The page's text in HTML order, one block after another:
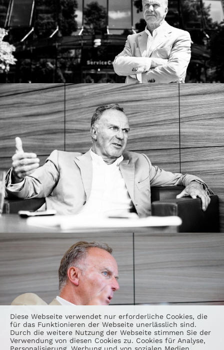
Diese Webseite verwendet nur erforderliche Cookies, die
für das Funktionieren der Webseite unerlässlich sind.
Durch die weitere Nutzung der Webseite stimmen Sie der
Verwendung von diesen Cookies zu. Cookies für Analyse,